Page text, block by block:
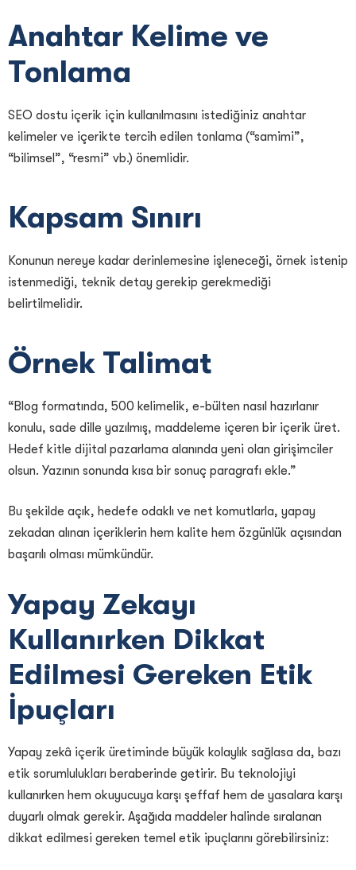
Anahtar Kelime ve
Tonlama
SEO dostu içerik için kullanılmasını istediğiniz anahtar
kelimeler ve içerikte tercih edilen tonlama (“samimi”,
“bilimsel”, “resmi” vb.) önemlidir.
Kapsam Sınırı
Konunun nereye kadar derinlemesine işleneceği, örnek istenip
istenmediği, teknik detay gerekip gerekmediği
belirtilmelidir.
Örnek Talimat
“Blog formatında, 500 kelimelik, e-bülten nasıl hazırlanır
konulu, sade dille yazılmış, maddeleme içeren bir içerik üret.
Hedef kitle dijital pazarlama alanında yeni olan girişimciler
olsun. Yazının sonunda kısa bir sonuç paragrafı ekle.”
Bu şekilde açık, hedefe odaklı ve net komutlarla, yapay
zekadan alınan içeriklerin hem kalite hem özgünlük açısından
başarılı olması mümkündür.
Yapay Zekayı
Kullanırken Dikkat
Edilmesi Gereken Etik
İpuçları
Yapay zekâ içerik üretiminde büyük kolaylık sağlasa da, bazı
etik sorumlulukları beraberinde getirir. Bu teknolojiyi
kullanırken hem okuyucuya karşı şeffaf hem de yasalara karşı
duyarlı olmak gerekir. Aşağıda maddeler halinde sıralanan
dikkat edilmesi gereken temel etik ipuçlarını görebilirsiniz: